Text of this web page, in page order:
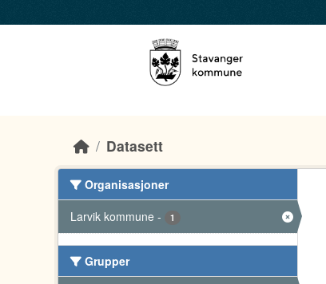
Datasett
Organisasjoner
Larvik kommune - 1
Grupper